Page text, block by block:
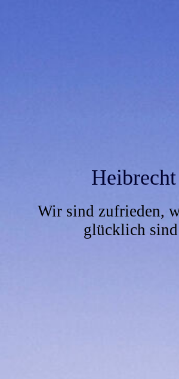
Heibrecht
Wir sind zufrieden,
glücklich